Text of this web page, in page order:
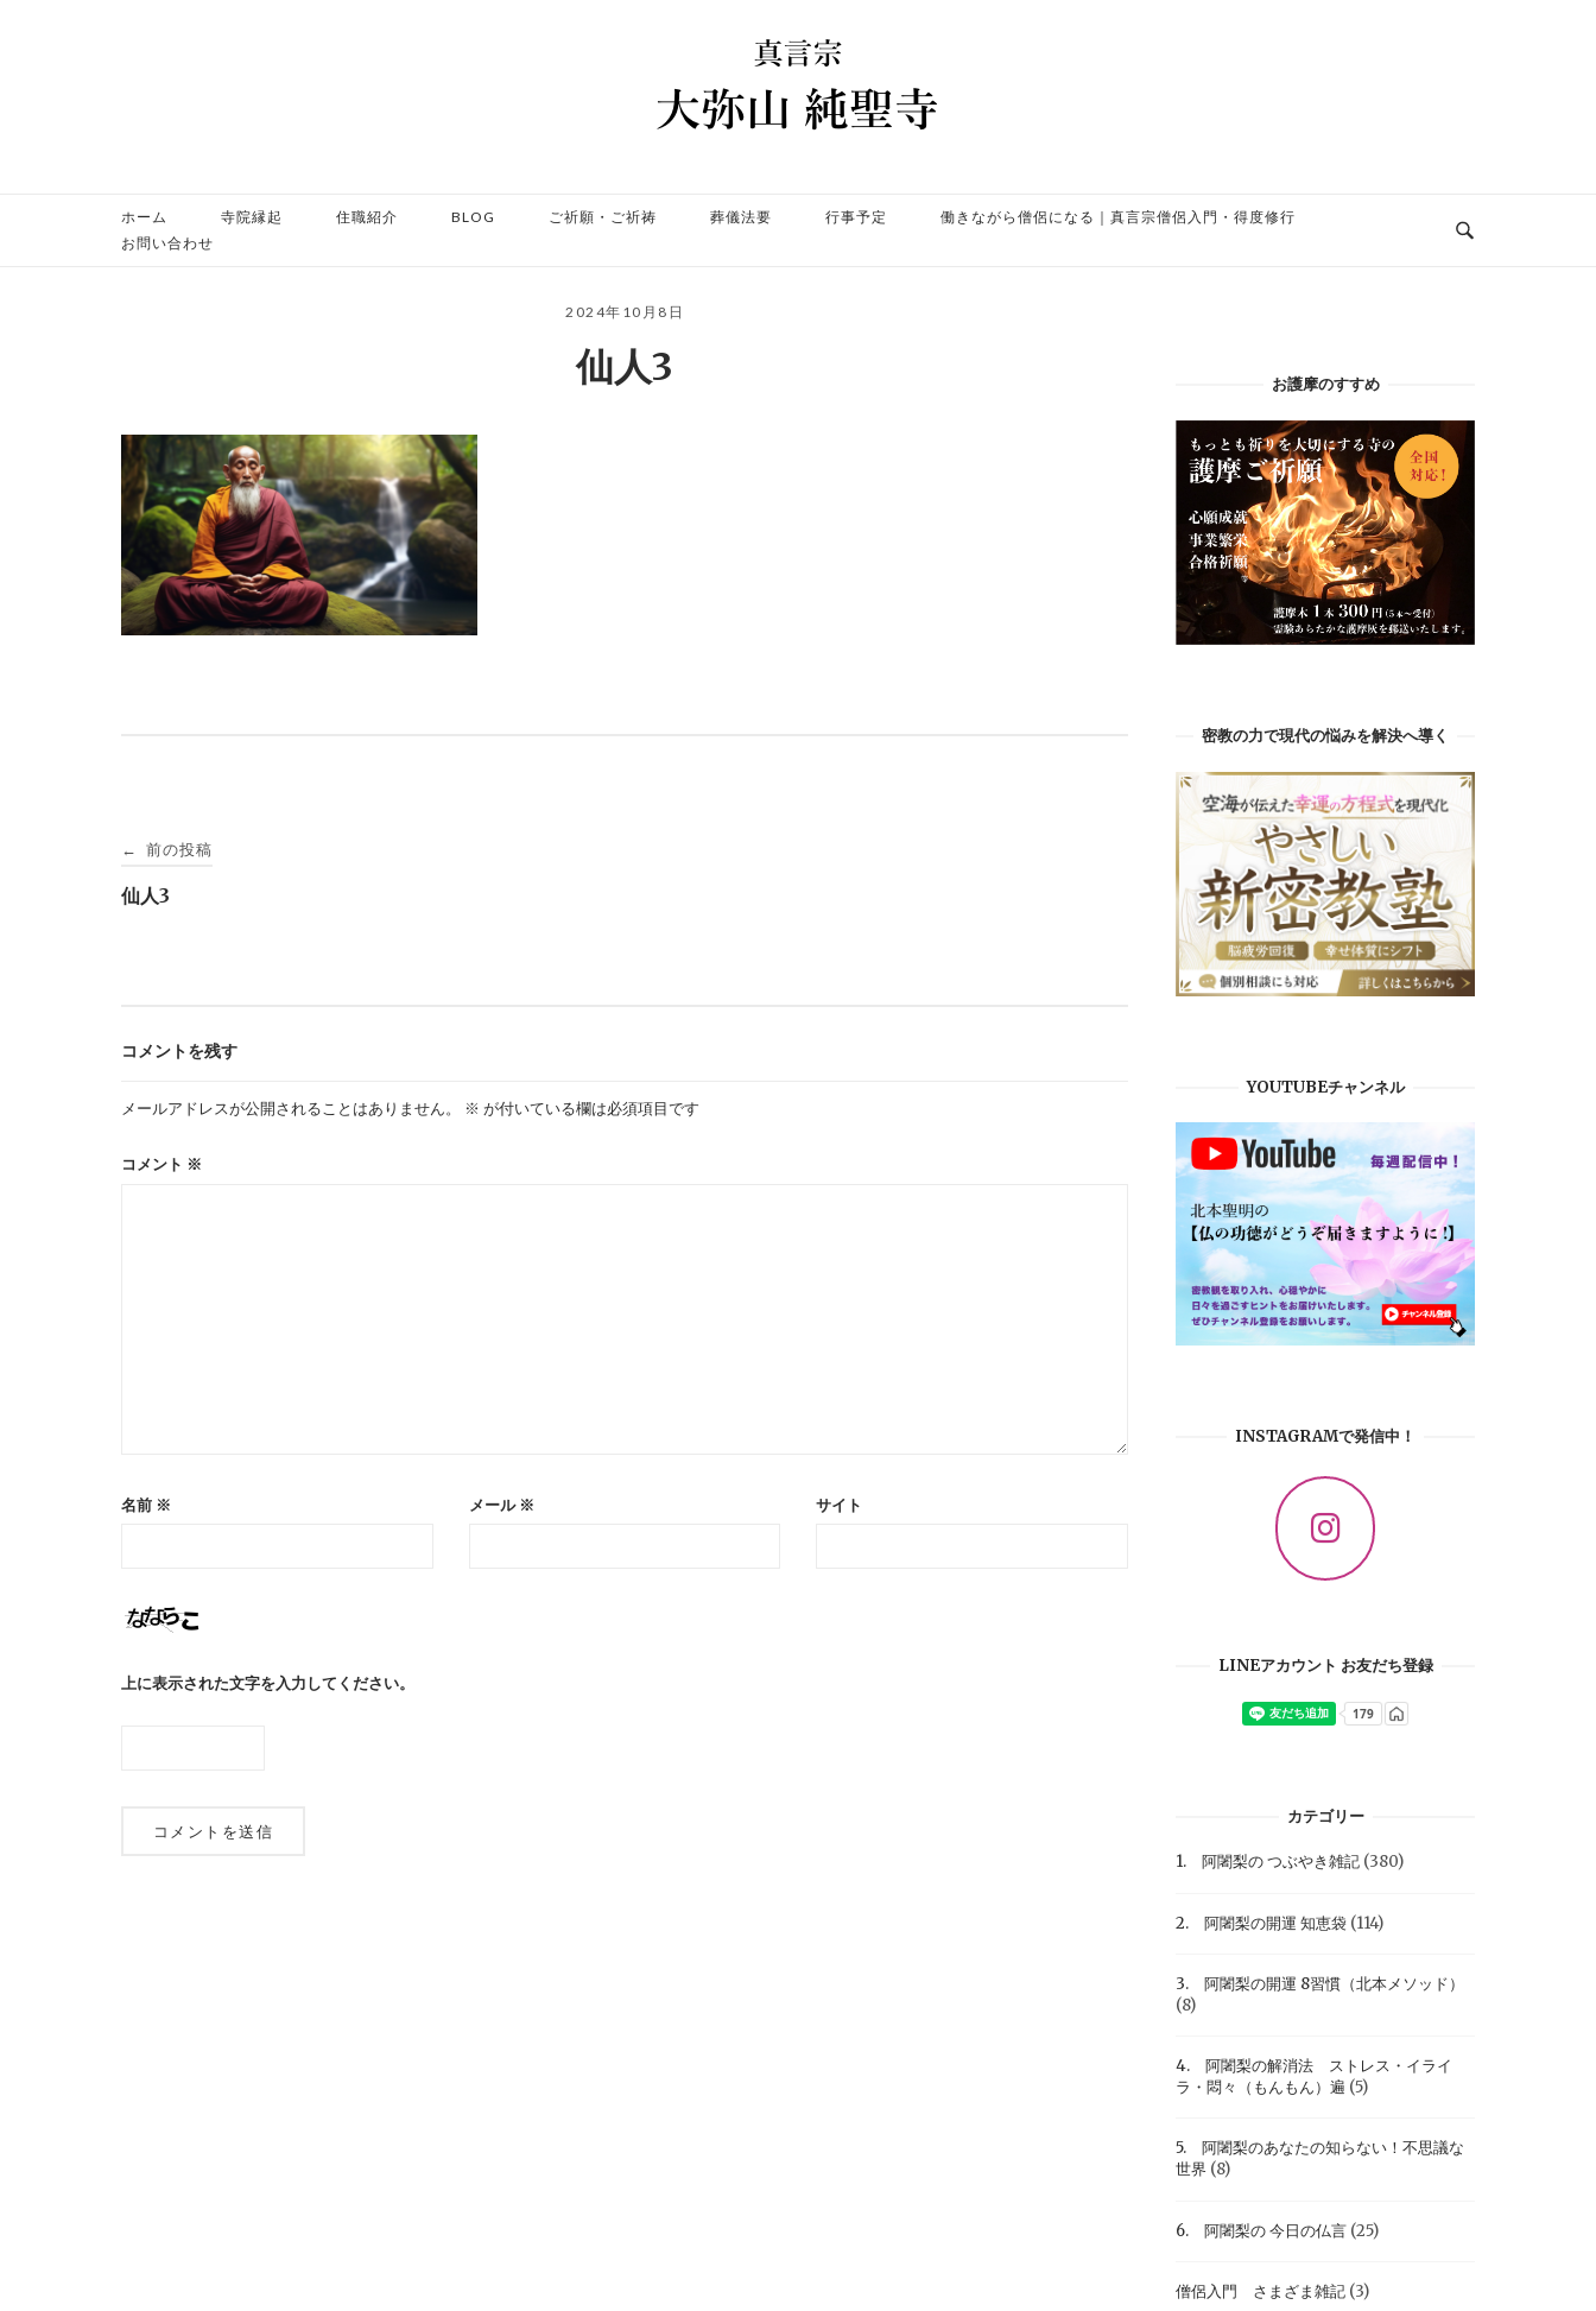
ホーム 寺院縁起 住職紹介 BLOG ご祈願・ご祈祷 葬儀法要 行事予定
働きながら僧侶になる｜真言宗僧侶入門・得度修行
お問い合わせ
2024年10月8日
仙人3
投
稿
ー
← 前の投稿
仙人3
コメントを残す
メールアドレスが公開されることはありません。 ※ が付いている欄は必須項目です
コメント ※
名前 ※ メール ※ サイト
上に表示された文字を入力してください。
お護摩のすすめ
密教の力で現代の悩みを解決へ導く
YOUTUBEチャンネル
INSTAGRAMで発信中！
LINEアカウント お友だち登録
カテゴリー
1. 阿闍梨の つぶやき雑記 (380)
2. 阿闍梨の開運 知恵袋 (114)
3. 阿闍梨の開運 8習慣（北本メソッド）
(8)
4. 阿闍梨の解消法 ストレス・イライ
ラ・悶々（もんもん）遍 (5)
5. 阿闍梨のあなたの知らない！不思議な
世界 (8)
6. 阿闍梨の 今日の仏言 (25)
僧侶入門 さまざま雑記 (3)